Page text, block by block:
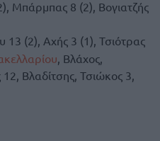
Μπάρμπας 8 (2), Βογιατζής
13 (2), Αχής 3 (1), Τσιότρας
, Βλάχος,
Βλαδίτσης, Τσιώκος 3,